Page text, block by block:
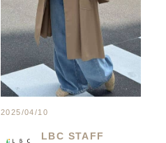
2025/04/10
LBC STAFF